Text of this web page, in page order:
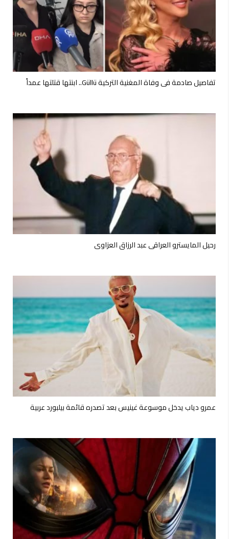
تفاصيل صادمة في وفاة المغنية التركية Güllü.. ابنتها قتلتها عمداً
رحيل المايسترو العراقي عبد الرزاق العزاوي
عمرو دياب يدخل موسوعة غينيس بعد تصدره قائمة بيلبورد عربية